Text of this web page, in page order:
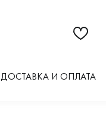
ДОСТАВКА И ОПЛАТА